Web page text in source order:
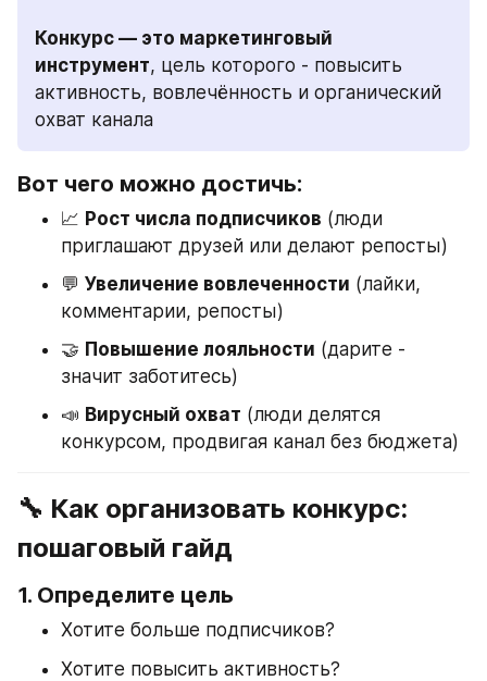
Конкурс — это маркетинговый
инструмент, цель которого - повысить
активность, вовлечённость и органический
охват канала
Вот чего можно достичь:
📈 Рост числа подписчиков (люди
приглашают друзей или делают репосты)
💬 Увеличение вовлеченности (лайки,
комментарии, репосты)
🤝 Повышение лояльности (дарите -
значит заботитесь)
📣 Вирусный охват (люди делятся
конкурсом, продвигая канал без бюджета)
🔧 Как организовать конкурс:
пошаговый гайд
1. Определите цель
Хотите больше подписчиков?
Хотите повысить активность?